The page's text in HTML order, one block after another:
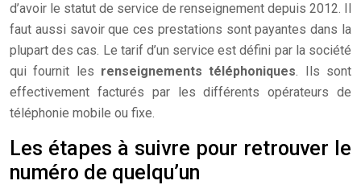
d’avoir le statut de service de renseignement depuis 2012. Il
faut aussi savoir que ces prestations sont payantes dans la
plupart des cas. Le tarif d’un service est défini par la société
qui fournit les renseignements téléphoniques. Ils sont
effectivement facturés par les différents opérateurs de
téléphonie mobile ou fixe.
Les étapes à suivre pour retrouver le
numéro de quelqu’un